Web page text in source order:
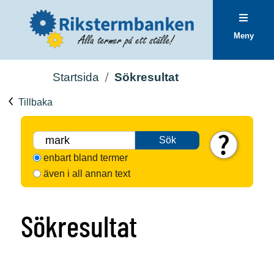
Meny
Startsida Sökresultat
Tillbaka
Sök
enbart bland termer
även i all annan text
Sökresultat